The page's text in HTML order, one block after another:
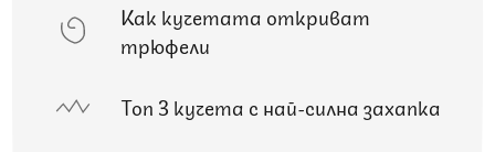
Как кучетата откриват
трюфели
Топ 3 кучета с най-силна захапка